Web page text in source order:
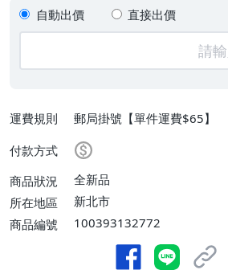
自動出價 直接出價
運費規則
郵局掛號【單件運費$65】
付款方式
商品狀況
全新品
所在地區
新北市
商品編號
100393132772